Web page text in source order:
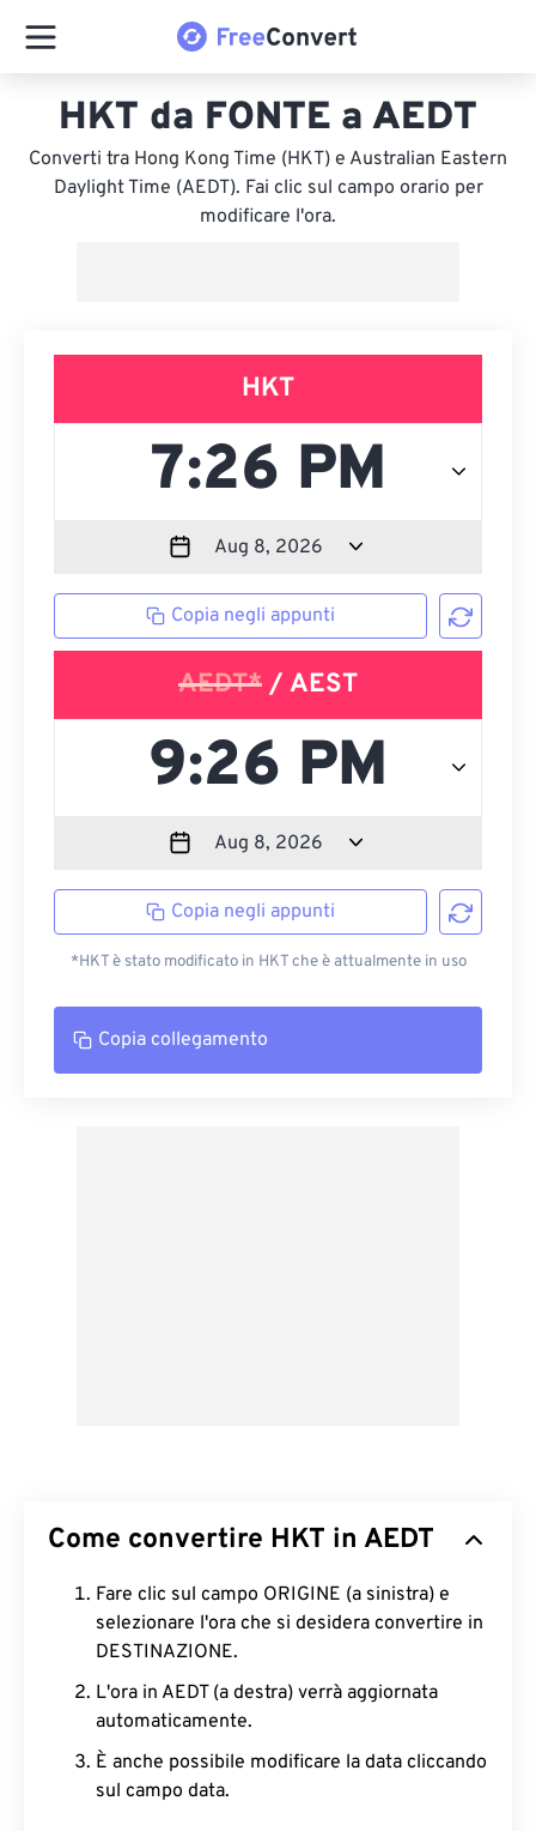
HKT da FONTE a AEDT
Converti tra Hong Kong Time (HKT) e Australian Eastern
Daylight Time (AEDT). Fai clic sul campo orario per
modificare l'ora.
HKT
Copia negli appunti
AEDT* / AEST
Copia negli appunti
*HKT è stato modificato in HKT che è attualmente in uso
Copia collegamento
Come convertire HKT in AEDT
Fare clic sul campo ORIGINE (a sinistra) e
selezionare l'ora che si desidera convertire in
DESTINAZIONE.
L'ora in AEDT (a destra) verrà aggiornata
automaticamente.
È anche possibile modificare la data cliccando
sul campo data.